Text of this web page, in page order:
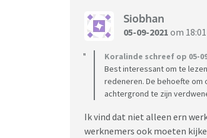
Siobhan
05-09-2021 om 18:01
Koralinde schreef op 05-
Best interessant om te
redeneren. De behoefte
achtergrond te zijn
Ik vind dat niet alleen ern
werknemers ook moeten